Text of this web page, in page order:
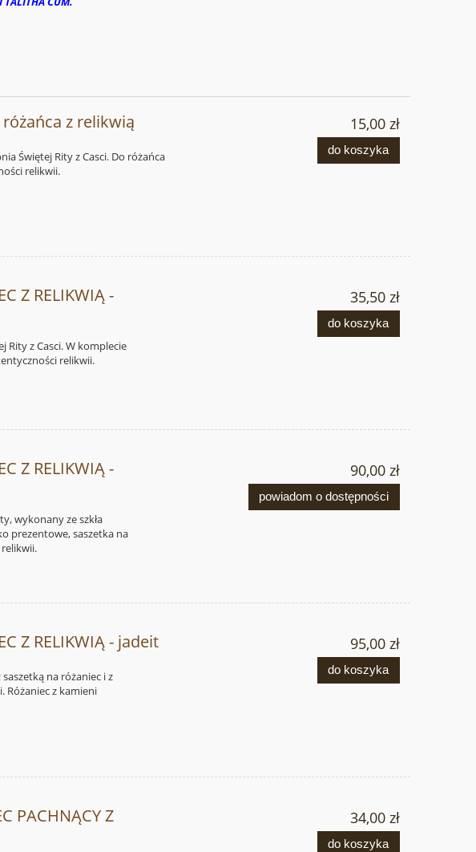
z relikwią
Świętej Rity z Casci. Do różańca
relikwii.
15,00 zł
do koszyka
Z RELIKWIĄ -
Rity z Casci. W komplecie
relikwii.
35,50 zł
do koszyka
Z RELIKWIĄ -
wykonany ze szkła
prezentowe, saszetka na
90,00 zł
powiadom o dostępności
Z RELIKWIĄ - jadeit
na różaniec i z
z kamieni
95,00 zł
do koszyka
PACHNĄCY Z 34,00 zł
do koszyka